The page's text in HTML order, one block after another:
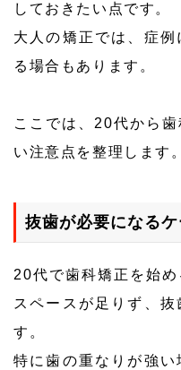
しておきたい点です。
大人の矯正では、症
る場合もあります。
ここでは、20代から
い注意点を整理します。
抜歯が必要になる
20代で歯科矯正を始
スペースが足りず、
す。
特に歯の重なりが強い